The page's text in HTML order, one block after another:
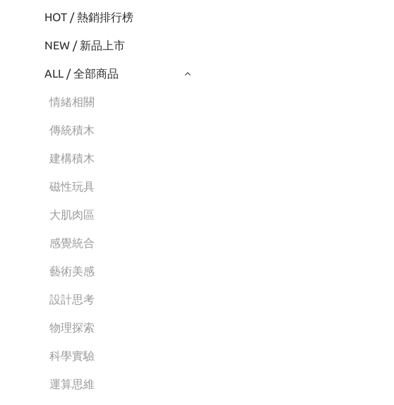
HOT / 熱銷排行榜
NEW / 新品上市
ALL / 全部商品
情緒相關
傳統積木
建構積木
磁性玩具
大肌肉區
感覺統合
藝術美感
設計思考
物理探索
科學實驗
運算思維